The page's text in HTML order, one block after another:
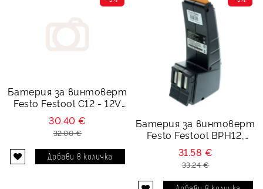
Батерия за винтоверт
Festo Festool C12 - 12V
3300 mAh
30.40 €
32.00 €
Батерия за винтоверт
Festo Festool BPH12,
BPH12C - 12V Ni-MH
2000 mAh
31.58 €
33.24 €